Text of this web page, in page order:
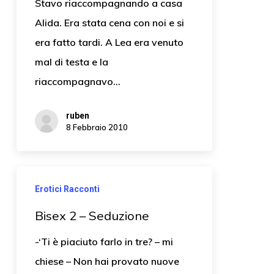
Stavo riaccompagnando a casa
Alida. Era stata cena con noi e si
era fatto tardi. A Lea era venuto
mal di testa e la
riaccompagnavo…
ruben
8 Febbraio 2010
Erotici Racconti
Bisex 2 – Seduzione
-‘Ti è piaciuto farlo in tre? – mi
chiese – Non hai provato nuove